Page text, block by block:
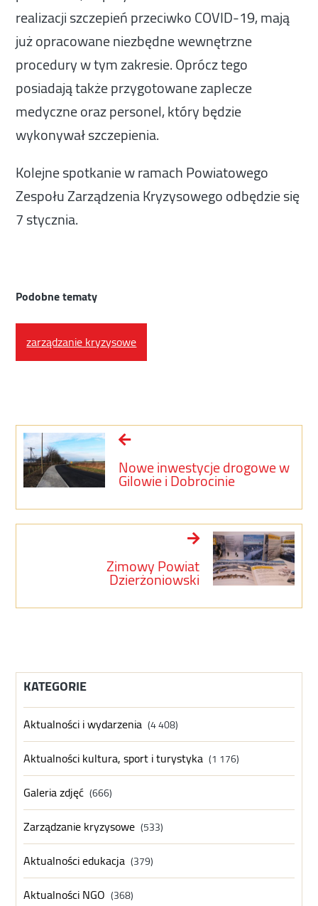
realizacji szczepień przeciwko COVID-19, mają
już opracowane niezbędne wewnętrzne
procedury w tym zakresie. Oprócz tego
posiadają także przygotowane zaplecze
medyczne oraz personel, który będzie
wykonywał szczepienia.
Kolejne spotkanie w ramach Powiatowego
Zespołu Zarządzenia Kryzysowego odbędzie się
7 stycznia.
Podobne tematy
zarządzanie kryzysowe
Nowe inwestycje drogowe w
Gilowie i Dobrocinie
Zimowy Powiat
Dzierżoniowski
KATEGORIE
Aktualności i wydarzenia (4 408)
Aktualności kultura, sport i turystyka (1 176)
Galeria zdjęć (666)
Zarządzanie kryzysowe (533)
Aktualności edukacja (379)
Aktualności NGO (368)